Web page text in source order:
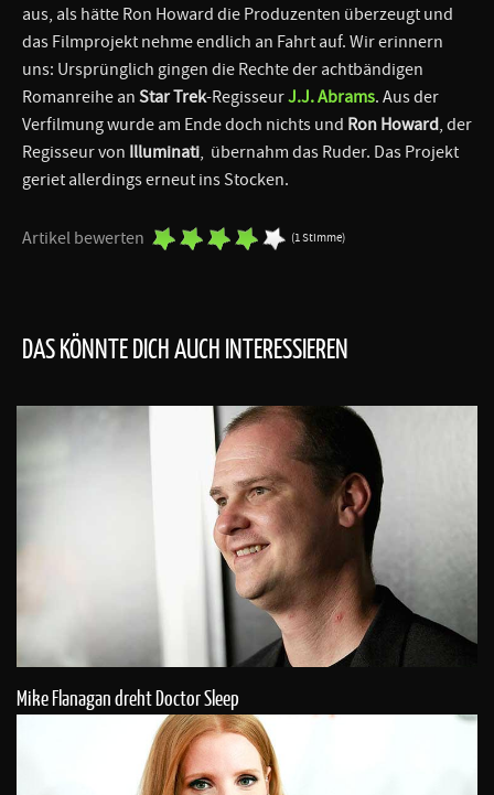
aus, als hätte Ron Howard die Produzenten überzeugt und
das Filmprojekt nehme endlich an Fahrt auf. Wir erinnern
uns: Ursprünglich gingen die Rechte der achtbändigen
Romanreihe an Star Trek-RegisseurJ.J. Abrams. Aus der
Verfilmung wurde am Ende doch nichts und Ron Howard, der
Regisseur von Illuminati, übernahm das Ruder. Das Projekt
geriet allerdings erneut ins Stocken.
Artikel bewerten (1 Stimme)
DAS KÖNNTE DICH AUCH INTERESSIEREN
Mike Flanagan dreht Doctor Sleep